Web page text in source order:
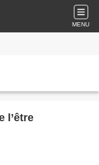
MENU
l’être